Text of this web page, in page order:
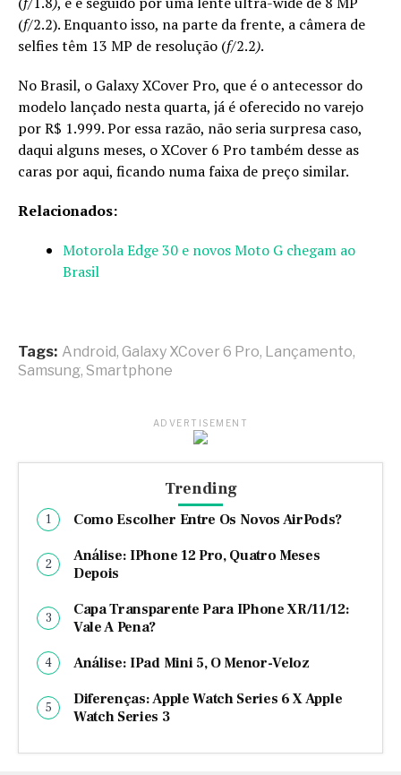
(f/2.2). Enquanto isso, na parte da frente, a câmera de
selfies têm 13 MP de resolução (f/2.2).
No Brasil, o Galaxy XCover Pro, que é o antecessor do
modelo lançado nesta quarta, já é oferecido no varejo
por R$ 1.999. Por essa razão, não seria surpresa caso,
daqui alguns meses, o XCover 6 Pro também desse as
caras por aqui, ficando numa faixa de preço similar.
Relacionados:
Motorola Edge 30 e novos Moto G chegam ao
Brasil
Tags: Android, Galaxy XCover 6 Pro, Lançamento,
Samsung, Smartphone
ADVERTISEMENT
Trending
Como Escolher Entre Os Novos AirPods?
Análise: IPhone 12 Pro, Quatro Meses
Depois
Capa Transparente Para IPhone XR/11/12:
Vale A Pena?
Análise: IPad Mini 5, O Menor-Veloz
Diferenças: Apple Watch Series 6 X Apple
Watch Series 3